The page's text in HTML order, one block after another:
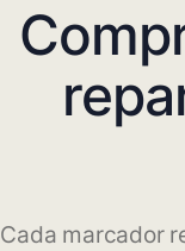
Cada marcador